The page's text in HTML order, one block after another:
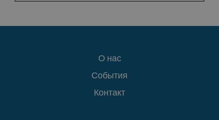
О нас
События
Контакт